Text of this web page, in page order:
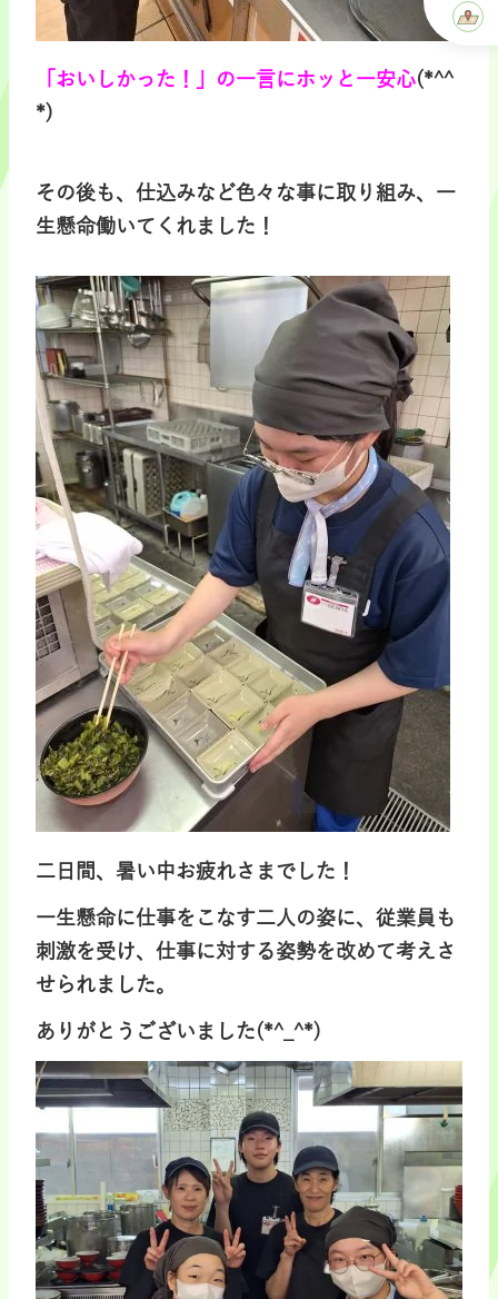
「おいしかった！」の一言にホッと一安心(*^^
*)
その後も、仕込みなど色々な事に取り組み、一
生懸命働いてくれました！
二日間、暑い中お疲れさまでした！
一生懸命に仕事をこなす二人の姿に、従業員も
刺激を受け、仕事に対する姿勢を改めて考えさ
せられました。
ありがとうございました(*^_^*)